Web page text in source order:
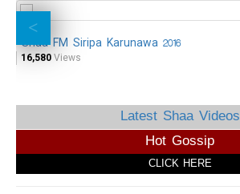
Shaa FM Siripa Karunawa 2016
16,580 Views
Latest Shaa Videos
Hot Gossip
CLICK HERE